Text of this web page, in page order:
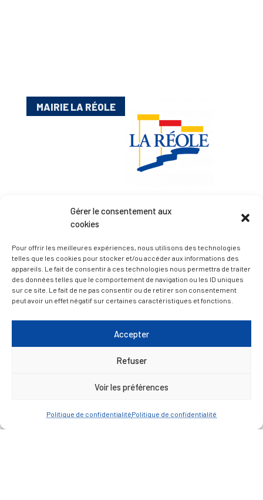
Gérer le consentement aux
cookies
Pour offrir les meilleures expériences, nous utilisons des technologies
telles que les cookies pour stocker et/ou accéder aux informations des
appareils. Le fait de consentir à ces technologies nous permettra de traiter
des données telles que le comportement de navigation ou les ID uniques
sur ce site. Le fait de ne pas consentir ou de retirer son consentement
peut avoir un effet négatif sur certaines caractéristiques et fonctions.
Accepter
Refuser
Voir les préférences
Politique de confidentialitéPolitique de confidentialité
MAIRIE LA RÉOLE
Esplanade Charles de Gaulle
05 56 61 10 11
mairie@lareole.fr
Du lundi au jeudi inclus : 8h30 à 12h30 et 13h30 à
17h00
Vendredi : 9h00 à 12h00
— Contacter la Mairie
Annuaire des associations